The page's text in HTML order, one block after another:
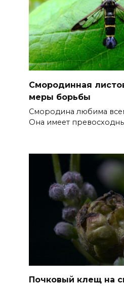
Смородинная
меры борьбы
Смородина любима
Она имеет
Почковый клещ на